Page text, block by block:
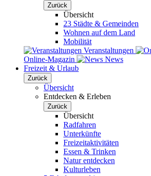
Zurück
Übersicht
23 Städte & Gemeinden
Wohnen auf dem Land
Mobilität
Veranstaltungen
Online-Magazin
News
Freizeit & Urlaub
Zurück
Übersicht
Entdecken & Erleben
Zurück
Übersicht
Radfahren
Unterkünfte
Freizeitaktivitäten
Essen & Trinken
Natur entdecken
Kulturleben